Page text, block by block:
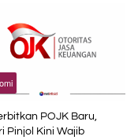
POJK Baru,
Pinjol Kini Wajib